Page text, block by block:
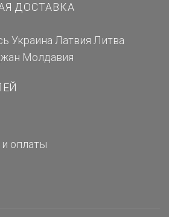
ДОСТАВКА
Украина Латвия Литва
Молдавия
оплаты